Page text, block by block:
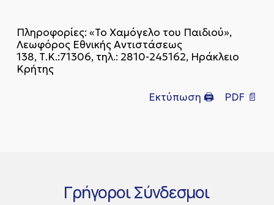
Πληροφορίες: «Το Χαμόγελο του Παιδιού»,
Λεωφόρος Εθνικής Αντιστάσεως
138, Τ.Κ.:71306, τηλ.: 2810-245162, Ηράκλειο
Κρήτης
Εκτύπωση 🖨 PDF 📄
ΓρήγοροιΣύνδεσμοι